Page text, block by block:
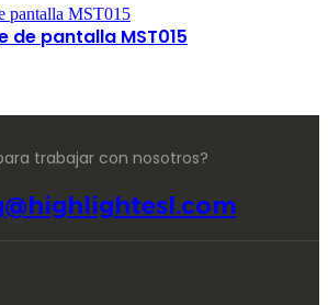
de pantalla MST015
trabajar con nosotros?